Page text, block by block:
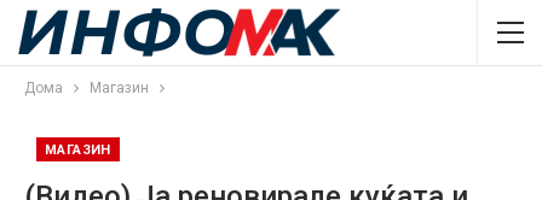
Дома Магазин
МАГАЗИН